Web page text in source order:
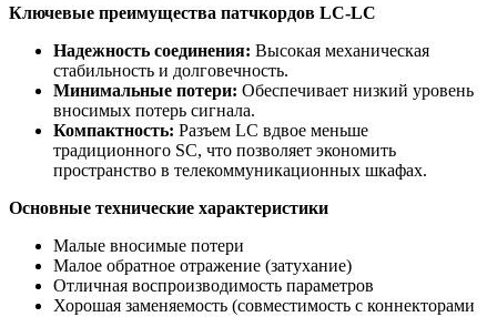
Ключевые преимущества патчкордов LC-LC
Надежность соединения: Высокая механическая
стабильность и долговечность.
Минимальные потери: Обеспечивает низкий уровень
вносимых потерь сигнала.
Компактность: Разъем LC вдвое меньше
традиционного SC, что позволяет экономить
пространство в телекоммуникационных шкафах.
Основные технические характеристики
Малые вносимые потери
Малое обратное отражение (затухание)
Отличная воспроизводимость параметров
Хорошая заменяемость (совместимость с коннекторами